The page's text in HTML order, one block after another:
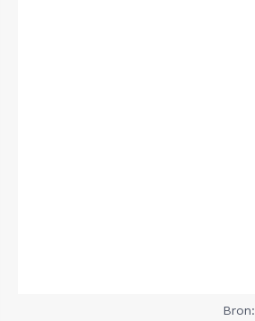
Bron: